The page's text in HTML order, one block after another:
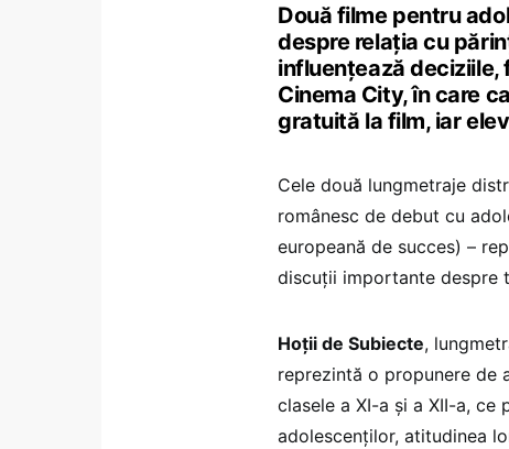
Două filme pentru
despre relația cu
influențează
Cinema City, în care
gratuită la film, iar
Cele două lungmetraje
românesc de debut cu
europeană de succes) –
discuții importante despre
Hoții de Subiecte,
reprezintă o propunere de
clasele a XI-a și a XII-a,
adolescenților, atitudinea